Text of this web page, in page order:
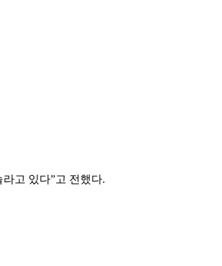
고 있다”고 전했다.